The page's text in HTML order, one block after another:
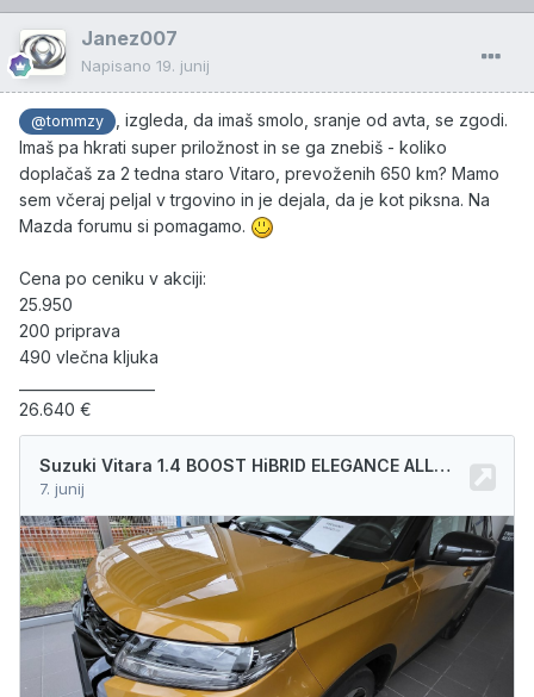
Kljub temu, da imam na 22-23 nastavljeno.
Tako piha 10-20km vožnje. Nikakor ne more shladit
kabine. A je klima tako švoh v tem avtu? Prvo pravo
poletje s tem avtom pa mi ni jasno kako tako švoh
hlajenje...
Kako imate nastavljeno klimo? Na auto ali ročno? Kje je
potem smisel auto načina?
Aja pa barva je pa katastrofa. Septembra bo eno leto
Janez007
Napisano 19. junij
@tommzy
, izgleda, da imaš smolo, sranje od avta, se zgodi.
Imaš pa hkrati super priložnost in se ga znebiš - koliko
doplačaš za 2 tedna staro Vitaro, prevoženih 650 km? Mamo
sem včeraj peljal v trgovino in je dejala, da je kot piksna. Na
Mazda forumu si pomagamo.
Cena po ceniku v akciji:
25.950
200 priprava
490 vlečna kljuka
26.640 €